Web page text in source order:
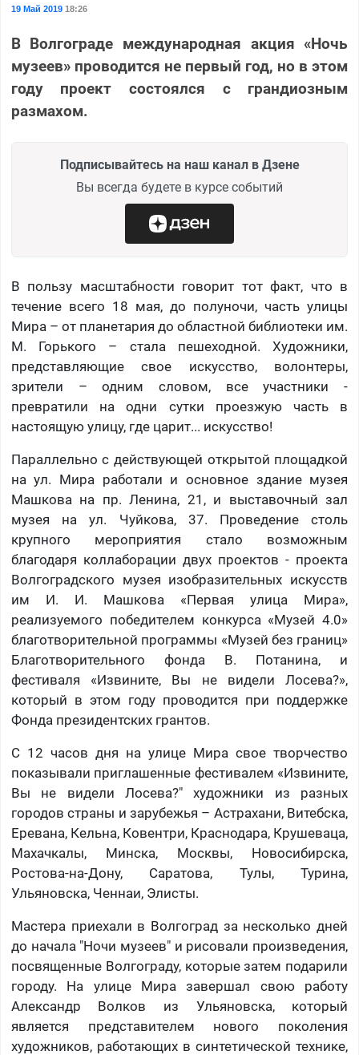
19 Май 201918:26
В Волгограде международная акция «Ночь
музеев» проводится не первый год, но в этом
году проект состоялся с грандиозным
размахом.
Подписывайтесь на наш канал в Дзене
Вы всегда будете в курсе событий
В пользу масштабности говорит тот факт, что в
течение всего 18 мая, до полуночи, часть улицы
Мира – от планетария до областной библиотеки им.
М. Горького – стала пешеходной. Художники,
представляющие свое искусство, волонтеры,
зрители – одним словом, все участники -
превратили на одни сутки проезжую часть в
настоящую улицу, где царит... искусство!
Параллельно с действующей открытой площадкой
на ул. Мира работали и основное здание музея
Машкова на пр. Ленина, 21, и выставочный зал
музея на ул. Чуйкова, 37. Проведение столь
крупного мероприятия стало возможным
благодаря коллаборации двух проектов - проекта
Волгоградского музея изобразительных искусств
им И. И. Машкова «Первая улица Мира»,
реализуемого победителем конкурса «Музей 4.0»
благотворительной программы «Музей без границ»
Благотворительного фонда В. Потанина, и
фестиваля «Извините, Вы не видели Лосева?»,
который в этом году проводится при поддержке
Фонда президентских грантов.
С 12 часов дня на улице Мира свое творчество
показывали приглашенные фестивалем «Извините,
Вы не видели Лосева?" художники из разных
городов страны и зарубежья – Астрахани, Витебска,
Еревана, Кельна, Ковентри, Краснодара, Крушеваца,
Махачкалы, Минска, Москвы, Новосибирска,
Ростова-на-Дону, Саратова, Тулы, Турина,
Ульяновска, Ченнаи, Элисты.
Мастера приехали в Волгоград за несколько дней
до начала "Ночи музеев" и рисовали произведения,
посвященные Волгограду, которые затем подарили
городу. На улице Мира завершал свою работу
Александр Волков из Ульяновска, который
является представителем нового поколения
художников, работающих в синтетической технике,